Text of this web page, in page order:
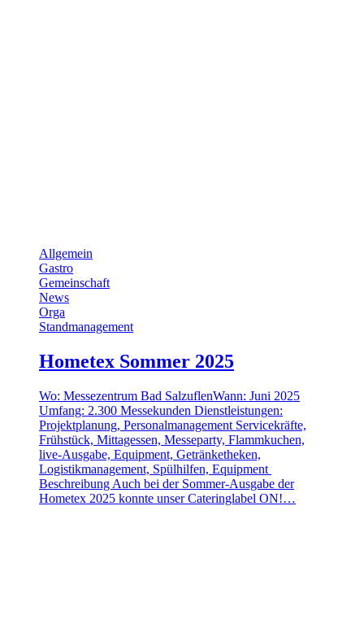
Allgemein
Gastro
Gemeinschaft
News
Orga
Standmanagement
Hometex Sommer 2025
Wo: Messezentrum Bad SalzuflenWann: Juni 2025
Umfang: 2.300 Messekunden Dienstleistungen:
Projektplanung, Personalmanagement Servicekräfte,
Frühstück, Mittagessen, Messeparty, Flammkuchen,
live-Ausgabe, Equipment, Getränketheken,
Logistikmanagement, Spülhilfen, Equipment
Beschreibung Auch bei der Sommer-Ausgabe der
Hometex 2025 konnte unser Cateringlabel ON!…